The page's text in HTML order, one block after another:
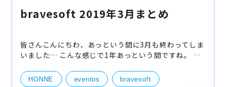
bravesoft 2019年3月まとめ
皆さんこんにちわ、あっという間に3月も終わってしま
いました… こんな感じで1年あっという間ですね。 そ
日この頃ですが、激動の3月を振り返りたいと思います
HONNE eventos bravesoft